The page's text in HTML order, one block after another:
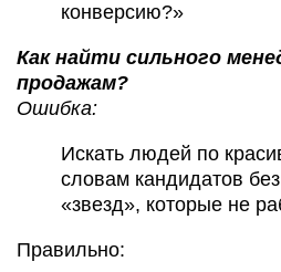
конверсию?»
Как найти сильного
продажам?
Ошибка:
Искать людей по
словам кандидатов
«звезд», которые не
Правильно: